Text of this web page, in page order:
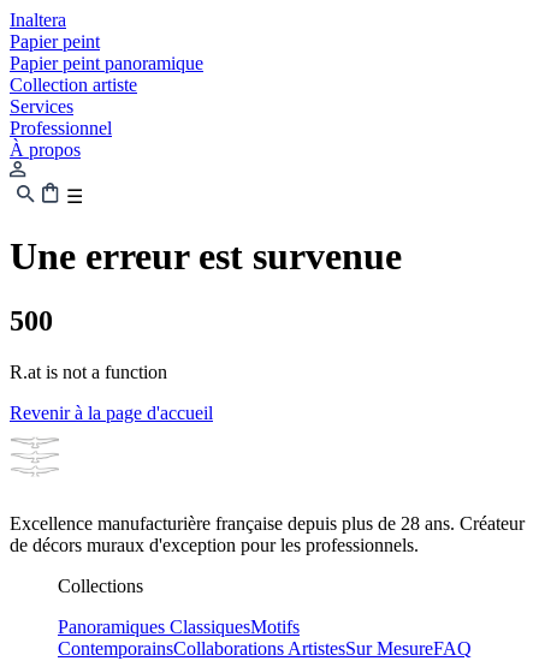
Inaltera
Papier peint
Papier peint panoramique
Collection artiste
Services
Professionnel
À propos
☰
Une erreur est survenue
500
R.at is not a function
Revenir à la page d'accueil
Excellence manufacturière française depuis plus de 28 ans. Créateur
de décors muraux d'exception pour les professionnels.
Collections
Panoramiques ClassiquesMotifs
ContemporainsCollaborations ArtistesSur MesureFAQ